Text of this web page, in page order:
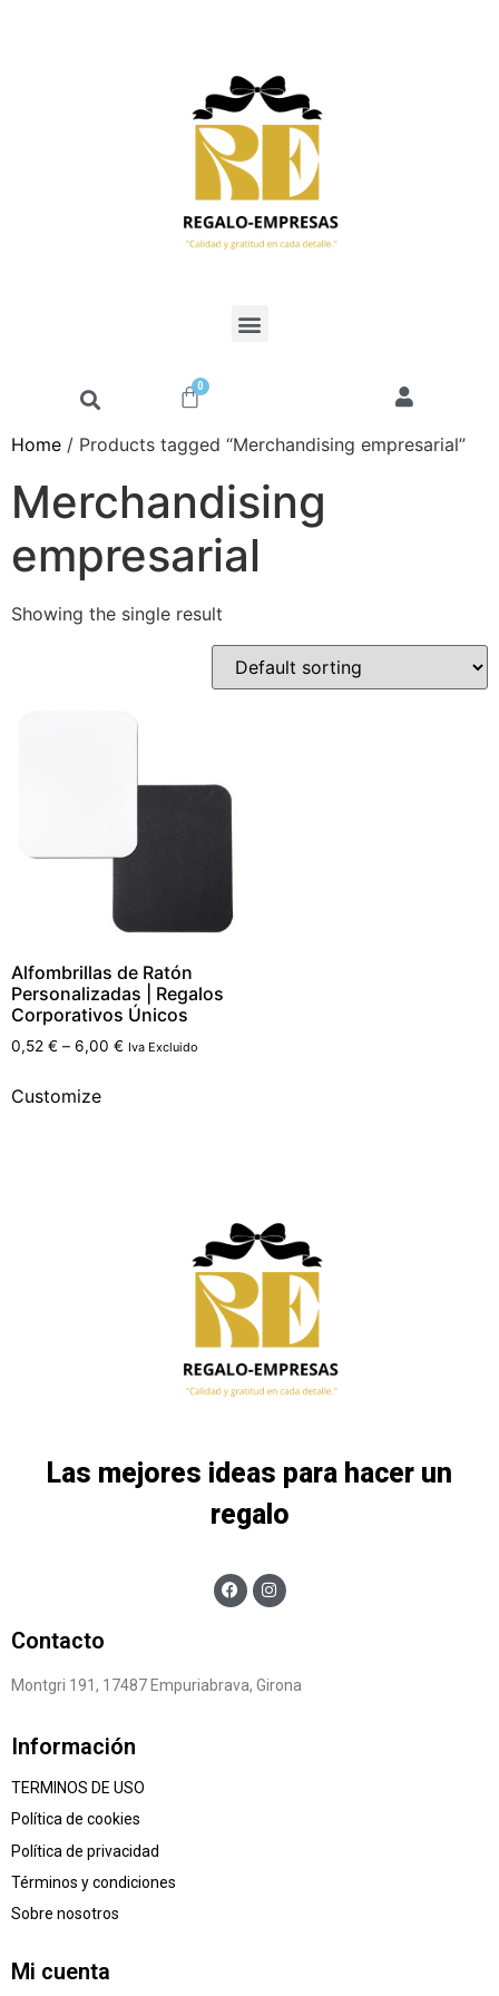
0
Home / Products tagged “Merchandising empresarial”
Merchandising
empresarial
Showing the single result
Alfombrillas de Ratón
Personalizadas | Regalos
Corporativos Únicos
0,52 € – 6,00 € Iva Excluido
Customize
Las mejores ideas para hacer un
regalo
Contacto
Montgri 191, 17487 Empuriabrava, Girona
Información
TERMINOS DE USO
Política de cookies
Política de privacidad
Términos y condiciones
Sobre nosotros
Mi cuenta